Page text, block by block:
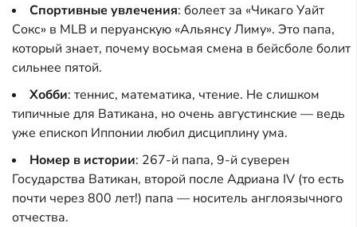
Спортивные увлечения: болеет за «Чикаго Уайт
Сокс» в MLB и перуанскую «Альянсу Лиму». Это папа,
который знает, почему восьмая смена в бейсболе болит
сильнее пятой.
Хобби: теннис, математика, чтение. Не слишком
типичные для Ватикана, но очень августинские — ведь
уже епископ Иппонии любил дисциплину ума.
Номер в истории: 267-й папа, 9-й суверен
Государства Ватикан, второй после Адриана IV (то есть
почти через 800 лет!) папа — носитель англоязычного
отчества.